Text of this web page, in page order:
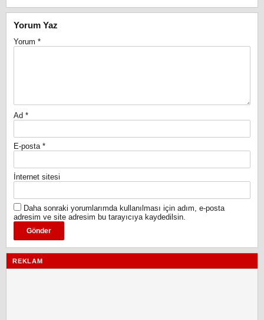
Yorum Yaz
Yorum *
Ad *
E-posta *
İnternet sitesi
Daha sonraki yorumlarımda kullanılması için adım, e-posta
adresim ve site adresim bu tarayıcıya kaydedilsin.
REKLAM